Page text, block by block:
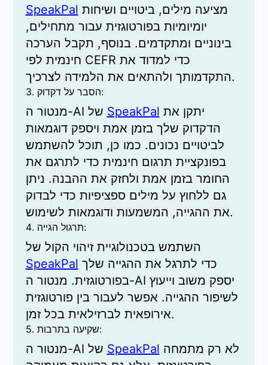
SpeakPal
יומיומיות בפורטוגזית עבור מתחילים,
בינוניים ומתקדמים. בנוסף, תקבל הערכה
חינמית לפי CEFR כדי למדוד את
התקדמותך ולהתאים את הלמידה לצרכיך.
3. הסבר על דקדוק:
SpeakPal
הדקדוק שלך בזמן אמת ויספק דוגמאות
לביטויים נכונים. כמו כן, תוכל להשתמש
בפונקציית תרגום חינמית כדי לתרגם את
החומר בזמן אמת ולחזק את ההבנה. ניתן
גם ללחוץ על מילים ספציפיות כדי לבדוק
את ההגייה, המשמעות ודוגמאות לשימוש.
4. תרגול הגייה:
השתמש בטכנולוגיית זיהוי הקול של
SpeakPal
בפורטוגזית. מנטור ה-AI יספק משוב וייעוץ
לשיפור ההגייה. אפשר לעבור בין פורטוגזית
אירופאית לברזילאית בכל זמן.
5. שקיעה בתרבות:
SpeakPal